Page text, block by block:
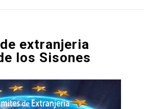
extranjeria
los Sisones